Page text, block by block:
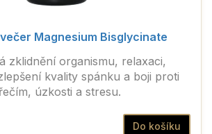
Magnesium Bisglycinate
zklidnění organismu, relaxaci,
kvality spánku a boji proti
úzkosti a stresu.
Do košíku